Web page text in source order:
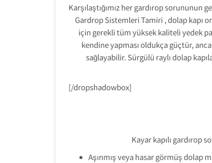
Karşılaştığımız her gardırop sorununun
Gardrop Sistemleri Tamiri , dolap kapı
için gerekli tüm yüksek kaliteli yedek
kendine yapması oldukça güçtür,
sağlayabilir. Sürgülü raylı dolap
[/dropshadowbox]
Kayar kapılı gardırop
Aşınmış veya hasar görmüş dolap